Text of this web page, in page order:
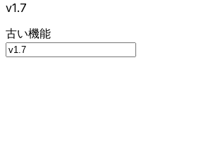
v1.7
古い機能